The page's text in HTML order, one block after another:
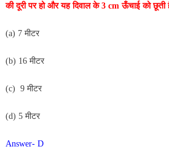
की दूरी पर हो और यह दिवाल के 3 cm ऊँचाई को छूती
(a) 7 मीटर
(b) 16 मीटर
(c) 9 मीटर
(d) 5 मीटर
Answer- D